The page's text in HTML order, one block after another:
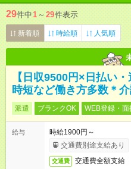
29件中1 ～ 29件表示
新着順 時給順 人気順
【日収9500円×日払い
時短など働き方多数＊
派遣 ブランクOK WEB登録・面
給与
時給1900円～
交通費別途支給あり
交通費 交通費全額支給